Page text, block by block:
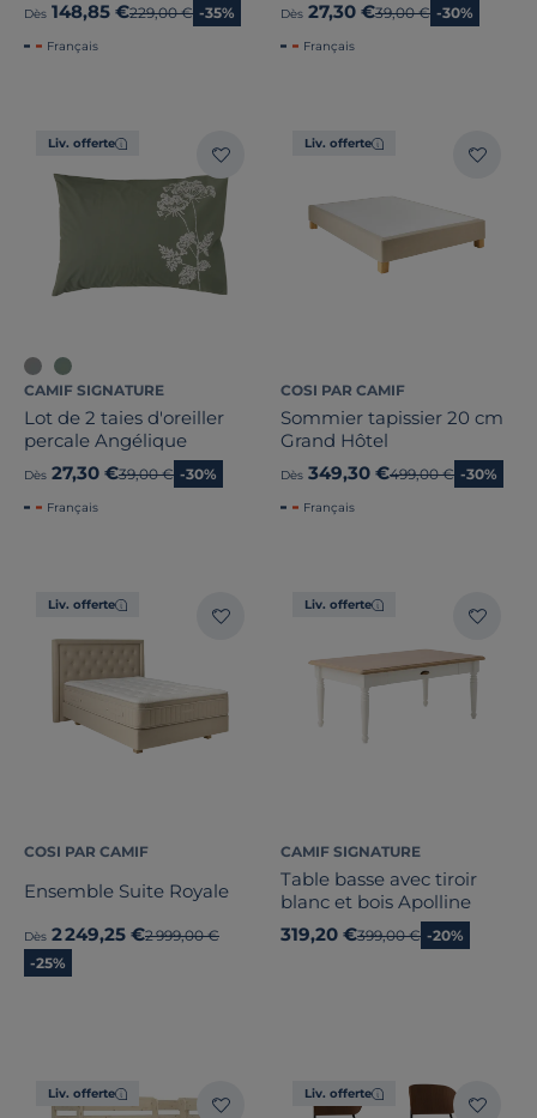
Dès 148,85 €Ancien prix
229,00 € -35%
Français
Dès 27,30 €Ancien prix
39,00 € -30%
Français
Liv. offerte
CAMIF SIGNATURE
Lot de 2 taies d'oreiller
percale Angélique
Dès 27,30 €Ancien prix
39,00 € -30%
Français
Liv. offerte
COSI PAR CAMIF
Sommier tapissier 20 cm
Grand Hôtel
Dès 349,30 €Ancien prix
499,00 € -30%
Français
Liv. offerte
COSI PAR CAMIF
Ensemble Suite Royale
Dès 2 249,25 €Ancien prix
2 999,00 €
-25%
Liv. offerte
CAMIF SIGNATURE
Table basse avec tiroir
blanc et bois Apolline
319,20 €Ancien prix
399,00 € -20%
Liv. offerte Liv. offerte